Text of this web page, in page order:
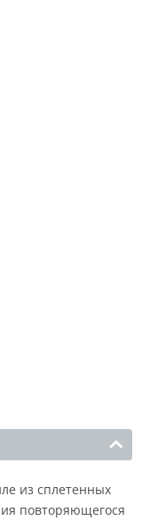
из сплетенных
повторяющегося